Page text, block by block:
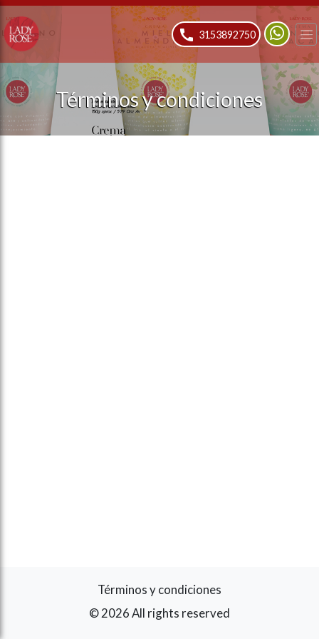
slideout menu. 3153892750
Términos y condiciones
Términos y condiciones
© 2026 All rights reserved